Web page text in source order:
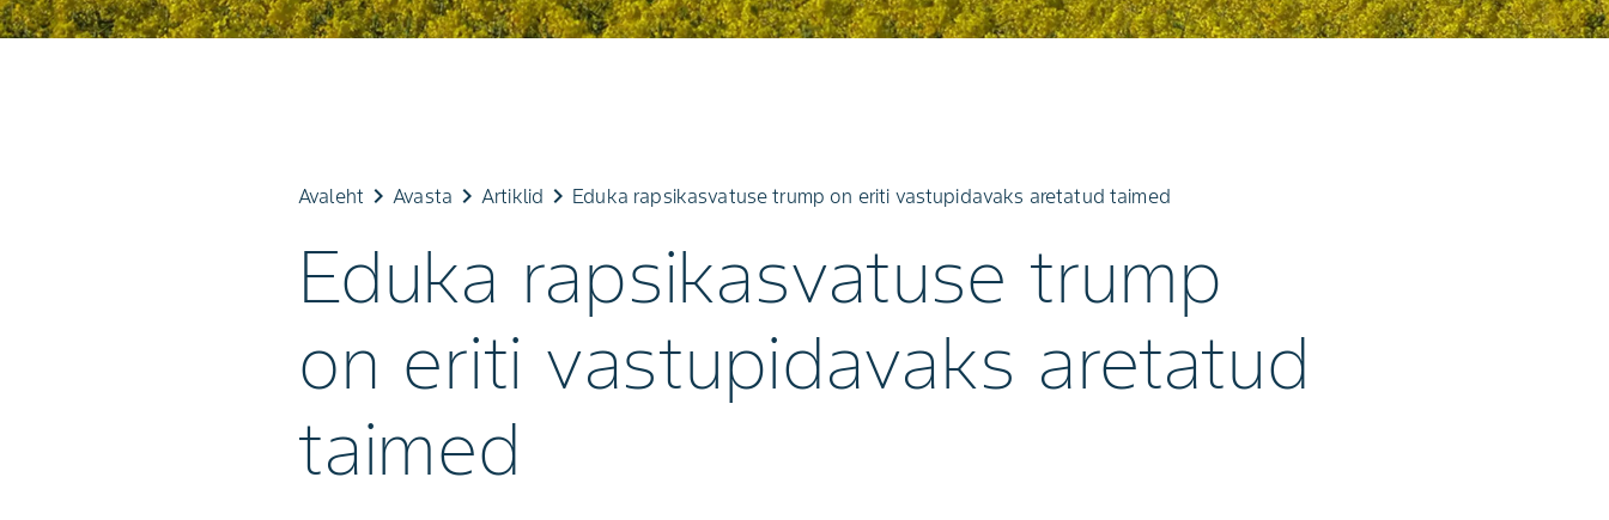
Avaleht keyboard_arrow_rightAvasta keyboard_arrow_right Artiklid keyboard_arrow_right Eduka rapsikasvatuse trump on eriti vastupidavaks aretatud taimed
Eduka rapsikasvatuse trump
on eriti vastupidavaks aretatud
taimed